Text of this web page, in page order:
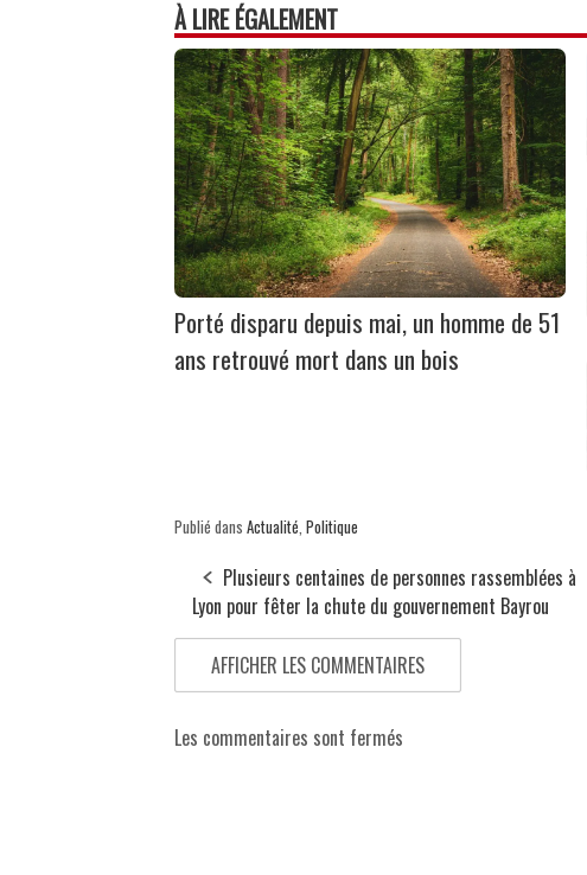
À LIRE ÉGALEMENT
Porté disparu depuis mai, un homme de 51
ans retrouvé mort dans un bois
Publié dans Actualité, Politique
Plusieurs centaines de personnes rassemblées à
Lyon pour fêter la chute du gouvernement Bayrou
AFFICHER LES COMMENTAIRES
Les commentaires sont fermés